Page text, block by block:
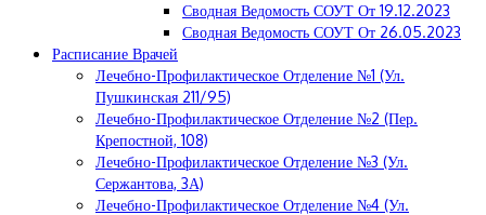
Сводная Ведомость СОУТ От 19.12.2023
Сводная Ведомость СОУТ От 26.05.2023
Расписание Врачей
Лечебно-Профилактическое Отделение №1 (ул.
Пушкинская 211/95)
Лечебно-Профилактическое Отделение №2 (пер.
Крепостной, 108)
Лечебно-Профилактическое Отделение №3 (ул.
Сержантова, 3А)
Лечебно-Профилактическое Отделение №4 (ул.